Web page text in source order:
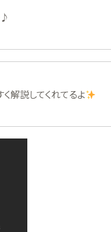
解説してくれてるよ